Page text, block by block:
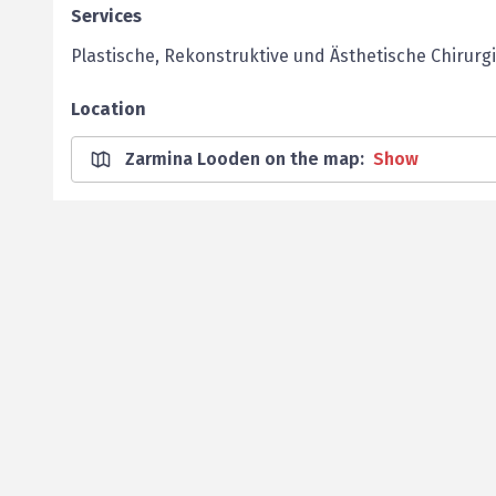
Services
Plastische, Rekonstruktive und Ästhetische
Location
Zarmina Looden on the map: Show